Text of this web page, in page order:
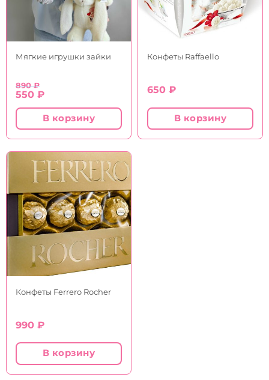
Мягкие игрушки зайки
890₽
Первоначальная
составляла
890 ₽.
550 ₽
Текущая
550 ₽.В корзину
Конфеты Raffaello
650 ₽
В корзину
Конфеты Ferrero Rocher
990 ₽
В корзину